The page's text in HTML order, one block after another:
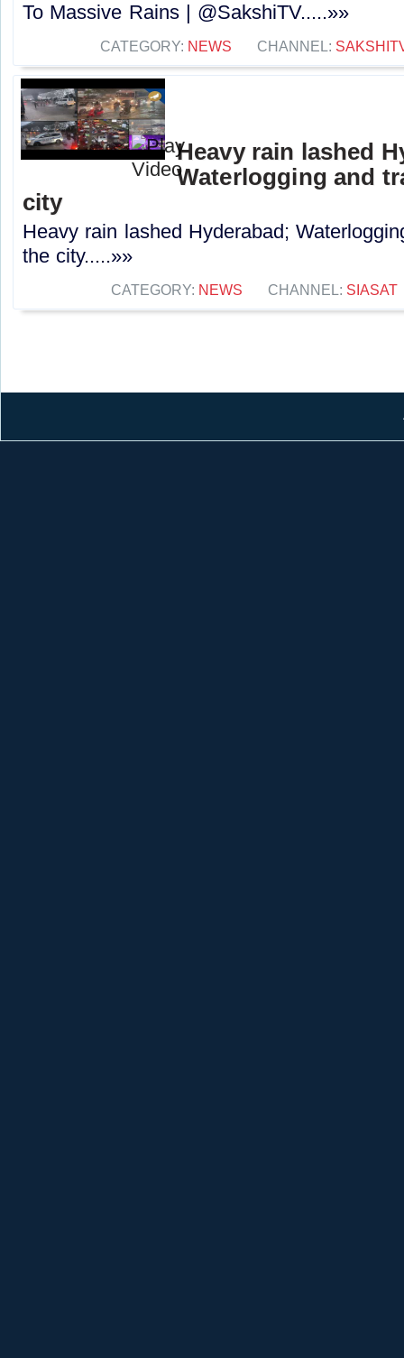
To Massive Rains | @SakshiTV.....»»
CATEGORY: NEWS CHANNEL:
Heavy rain lashed
Waterlogging and
city
Heavy rain lashed Hyderabad;
the city.....»»
CATEGORY: NEWS CHANNEL: SIASAT